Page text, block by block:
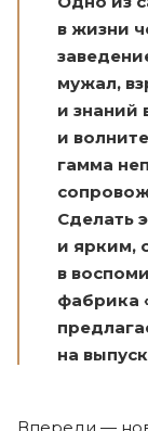
в жизни
мужал,
и знаний
и
гамма
Сделать
и ярким,
в
фабрика
на